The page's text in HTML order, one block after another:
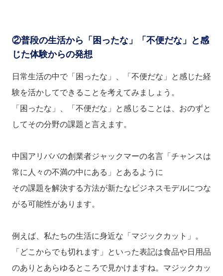
②普段の生活から「困ったな」「不便だな」と感
じた体験からの発想
日常生活の中で「困ったな」、「不便だな」と感じた経
験を活かしてできることを考えてみましょう。
「困ったな」、「不便だな」と感じることは、おのずと
してその分野の課題と言えます。
中国アリババの創業者ジャックマーの名言「チャンスは
常に人々の不満の中にある」とあるように
その課題を解決する方法が新たなビジネスモデルにつな
がる可能性があります。
例えば、私たちの生活に身近な「マジックカット」。
「どこからでも切れます」といった表記は食品や日用品
のありとあらゆるところで見かけますね。マジックカッ